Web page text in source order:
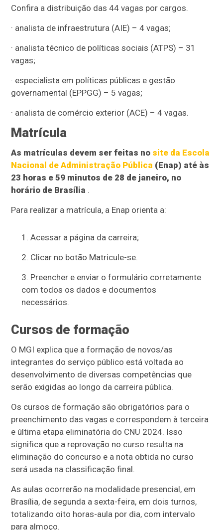
Confira a distribuição das 44 vagas por cargos.
· analista de infraestrutura (AIE) – 4 vagas;
· analista técnico de políticas sociais (ATPS) – 31
vagas;
· especialista em políticas públicas e gestão
governamental (EPPGG) – 5 vagas;
· analista de comércio exterior (ACE) – 4 vagas.
Matrícula
As matrículas devem ser feitas no site da Escola
Nacional de Administração Pública (Enap) até às
23 horas e 59 minutos de 28 de janeiro, no
horário de Brasília .
Para realizar a matrícula, a Enap orienta a:
Acessar a página da carreira;
Clicar no botão Matricule-se.
Preencher e enviar o formulário corretamente
com todos os dados e documentos
necessários.
Cursos de formação
O MGI explica que a formação de novos/as
integrantes do serviço público está voltada ao
desenvolvimento de diversas competências que
serão exigidas ao longo da carreira pública.
Os cursos de formação são obrigatórios para o
preenchimento das vagas e correspondem à terceira
e última etapa eliminatória do CNU 2024. Isso
significa que a reprovação no curso resulta na
eliminação do concurso e a nota obtida no curso
será usada na classificação final.
As aulas ocorrerão na modalidade presencial, em
Brasília, de segunda a sexta-feira, em dois turnos,
totalizando oito horas-aula por dia, com intervalo
para almoço.